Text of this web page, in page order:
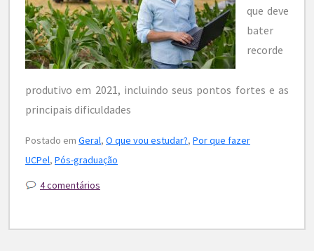
que deve
bater
recorde
produtivo em 2021, incluindo seus pontos fortes e as
principais dificuldades
Postado em Geral, O que vou estudar?, Por que fazer
UCPel, Pós-graduação
4 comentários